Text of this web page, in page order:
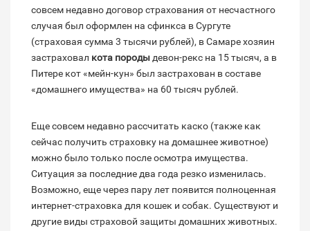
совсем недавно договор страхования от несчастного
случая был оформлен на сфинкса в Сургуте
(страховая сумма 3 тысячи рублей), в Самаре хозяин
застраховал кота породы девон-рекс на 15 тысяч, а в
Питере кот «мейн-кун» был застрахован в составе
«домашнего имущества» на 60 тысяч рублей.
Еще совсем недавно рассчитать каско (также как
сейчас получить страховку на домашнее животное)
можно было только после осмотра имущества.
Ситуация за последние два года резко изменилась.
Возможно, еще через пару лет появится полноценная
интернет-страховка для кошек и собак. Существуют и
другие виды страховой защиты домашних животных.